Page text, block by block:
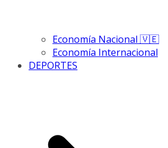
Economía Nacional 🇻🇪
Economía Internacional
DEPORTES